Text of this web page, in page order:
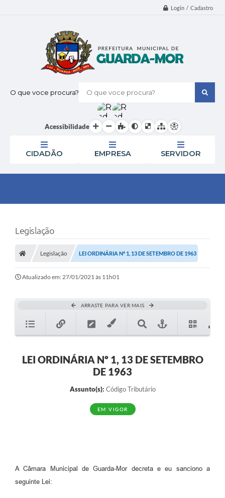
Login / Cadastro
O que voce procura?
Acessibilidade
CIDADÃO EMPRESA SERVIDOR
Legislação
Legislação LEI ORDINÁRIA Nº 1, 13 DE SETEMBRO DE 1963
Atualizado em: 27/01/2021 às 11h01
ARRASTE PARA VER MAIS
LEI ORDINÁRIA Nº 1, 13 DE SETEMBRO
DE 1963
Assunto(s): Código Tributário
EM VIGOR
A Câmara Municipal de Guarda-Mor decreta e eu sanciono a
seguinte Lei: